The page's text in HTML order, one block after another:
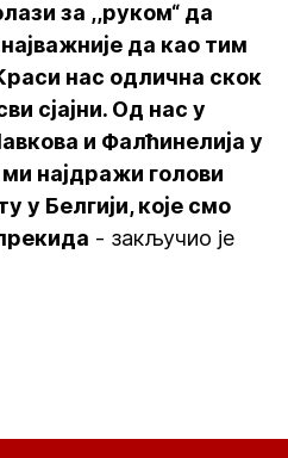
за ,,руком“ да
да као тим
нас одлична скок
сјајни. Од нас у
и Фалћинелија у
најдражи голови
у Белгији, које смо
- закључио је